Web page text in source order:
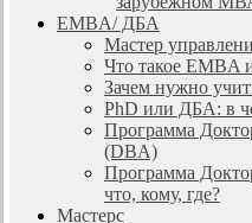
EMBA/ ДБA
Мастер
Что такое EMBA
Зачем нужно
PhD или ДБА: в
Программа
(DBА)
Программа
что, кому, где?
Мастерс